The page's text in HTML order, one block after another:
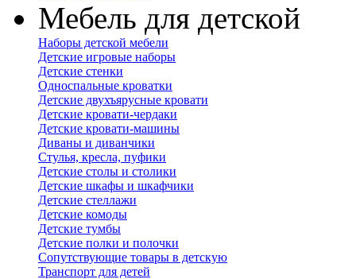
Мебель для детской
Наборы детской мебели
Детские игровые наборы
Детские стенки
Односпальные кроватки
Детские двухъярусные кровати
Детские кровати-чердаки
Детские кровати-машины
Диваны и диванчики
Стулья, кресла, пуфики
Детские столы и столики
Детские шкафы и шкафчики
Детские стеллажи
Детские комоды
Детские тумбы
Детские полки и полочки
Сопутствующие товары в детскую
Транспорт для детей